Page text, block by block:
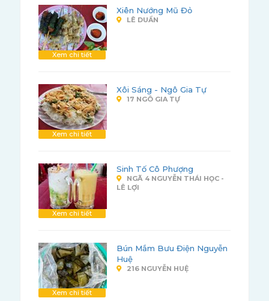
Xem chi tiết
Xiên Nướng Mũ Đỏ
LÊ DUẨN
Xem chi tiết
Xôi Sáng - Ngô Gia Tự
17 NGÔ GIA TỰ
Xem chi tiết
Sinh Tố Cô Phượng
NGÃ 4 NGUYỄN THÁI HỌC -
LÊ LỢI
Xem chi tiết
Bún Mắm Bưu Điện Nguyễn
Huệ
216 NGUYỄN HUỆ